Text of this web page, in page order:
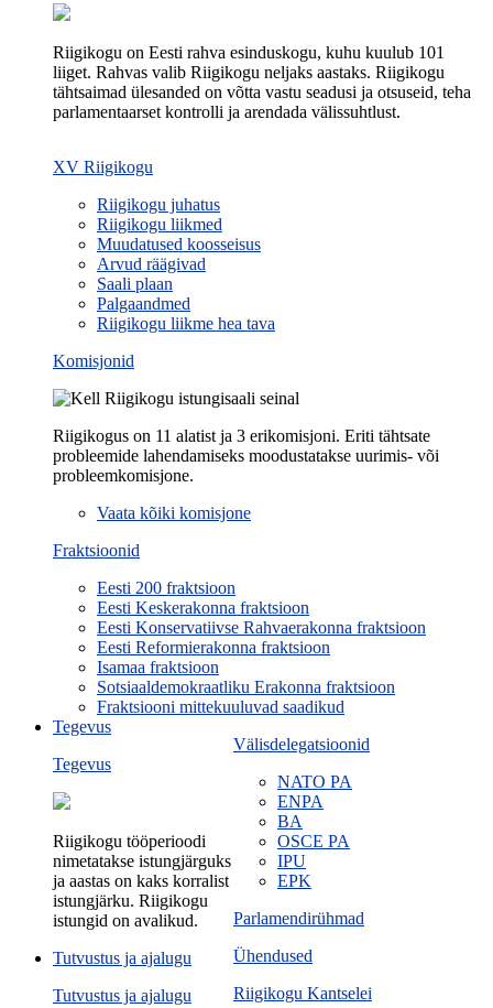
Riigikogu on Eesti rahva esinduskogu, kuhu kuulub 101
liiget. Rahvas valib Riigikogu neljaks aastaks. Riigikogu
tähtsaimad ülesanded on võtta vastu seadusi ja otsuseid, teha
parlamentaarset kontrolli ja arendada välissuhtlust.
XV Riigikogu
Riigikogu juhatus
Riigikogu liikmed
Muudatused koosseisus
Arvud räägivad
Saali plaan
Palgaandmed
Riigikogu liikme hea tava
Komisjonid
Riigikogus on 11 alatist ja 3 erikomisjoni. Eriti tähtsate
probleemide lahendamiseks moodustatakse uurimis- või
probleemkomisjone.
Vaata kõiki komisjone
Fraktsioonid
Eesti 200 fraktsioon
Eesti Keskerakonna fraktsioon
Eesti Konservatiivse Rahvaerakonna fraktsioon
Eesti Reformierakonna fraktsioon
Isamaa fraktsioon
Sotsiaaldemokraatliku Erakonna fraktsioon
Fraktsiooni mittekuuluvad saadikud
Välisdelegatsioonid
NATO PA
ENPA
BA
OSCE PA
IPU
EPK
Parlamendirühmad
Ühendused
Riigikogu Kantselei
Tegevus
Tegevus
Riigikogu tööperioodi
nimetatakse istungjärguks
ja aastas on kaks korralist
istungjärku. Riigikogu
istungid on avalikud.
Tutvustus ja ajalugu
Tutvustus ja ajalugu